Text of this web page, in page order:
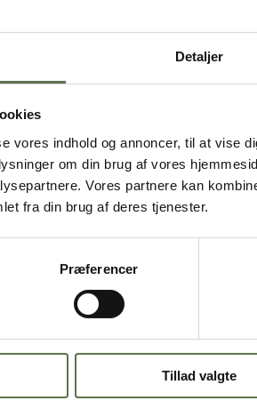
Detaljer
vores indhold og annoncer, til at vise
om din brug af vores
Vores partnere kan
fra din brug af deres tjenester.
Præferencer
Tillad valgte
med de klassiske med kanel og
sig nemlig godt i næsten alle kager, og
fald vil den være elsket af de fleste, og